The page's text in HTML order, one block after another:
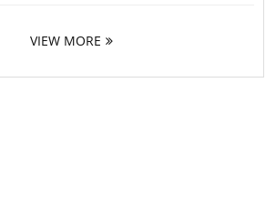
VIEW MORE